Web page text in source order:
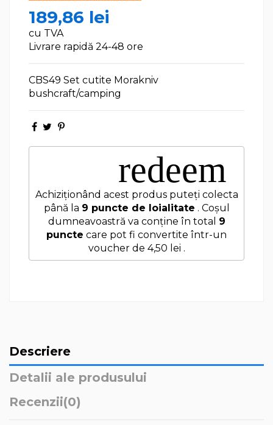
189,86 lei
cu TVA
Livrare rapidă 24-48 ore
CBS49 Set cutite Morakniv
bushcraft/camping
redeem
Achiziționând acest produs puteți colecta
până la 9 puncte de loialitate . Coșul
dumneavoastră va conține în total 9
puncte care pot fi convertite într-un
voucher de 4,50 lei .
Descriere
Detalii ale produsului
Recenzii(0)